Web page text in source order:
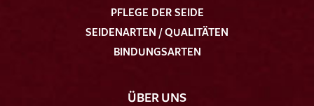
zur Beantwortung meiner Musteranfrage genutzt werden.
Datenschutzbestimmungenhabe ich zur Kenntnis
PFLEGE DER SEIDE
SEIDENARTEN / QUALITÄTEN
BINDUNGSARTEN
ÜBER UNS